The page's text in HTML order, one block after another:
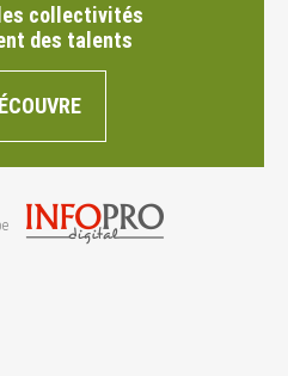
collectivités
des talents